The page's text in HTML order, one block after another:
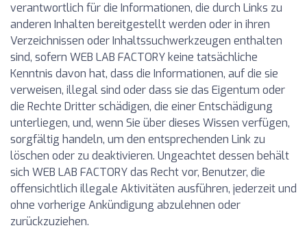
verantwortlich für die Informationen, die durch Links zu
anderen Inhalten bereitgestellt werden oder in ihren
Verzeichnissen oder Inhaltssuchwerkzeugen enthalten
sind, sofern WEB LAB FACTORY keine tatsächliche
Kenntnis davon hat, dass die Informationen, auf die sie
verweisen, illegal sind oder dass sie das Eigentum oder
die Rechte Dritter schädigen, die einer Entschädigung
unterliegen, und, wenn Sie über dieses Wissen verfügen,
sorgfältig handeln, um den entsprechenden Link zu
löschen oder zu deaktivieren. Ungeachtet dessen behält
sich WEB LAB FACTORY das Recht vor, Benutzer, die
offensichtlich illegale Aktivitäten ausführen, jederzeit und
ohne vorherige Ankündigung abzulehnen oder
zurückzuziehen.